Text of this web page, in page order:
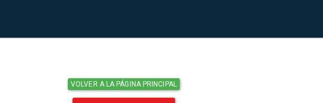
VOLVER A LA PÁGINA PRINCIPAL